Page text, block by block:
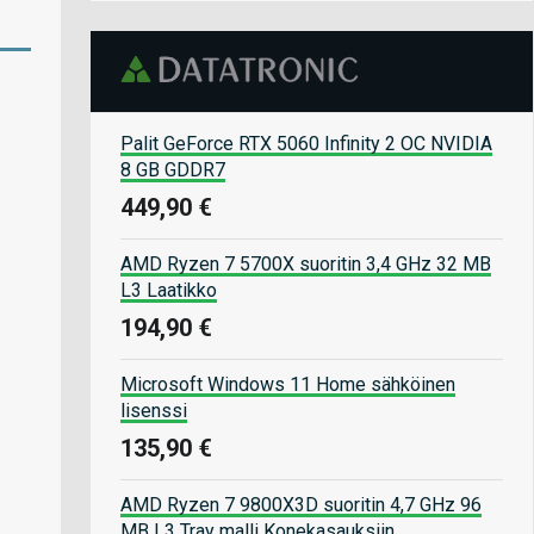
Palit GeForce RTX 5060 Infinity 2 OC NVIDIA
8 GB GDDR7
449,90 €
AMD Ryzen 7 5700X suoritin 3,4 GHz 32 MB
L3 Laatikko
194,90 €
Microsoft Windows 11 Home sähköinen
lisenssi
135,90 €
AMD Ryzen 7 9800X3D suoritin 4,7 GHz 96